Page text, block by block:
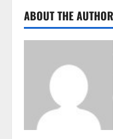
ABOUT THE AUTHOR